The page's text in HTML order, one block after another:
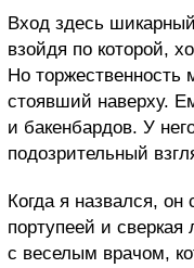
Вход здесь
взойдя по которой,
Но
стоявший наверху.
и бакенбардов. У
подозрительный
Когда я назвался,
портупеей и
с веселым врачом,